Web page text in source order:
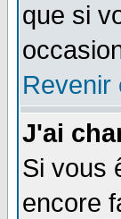
que si
Revenir
J'ai
Si vous
encore